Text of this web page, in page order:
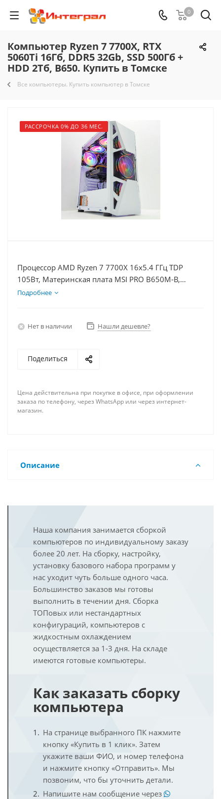
0
Компьютер Ryzen 7 7700X, RTX
5060Ti 16Гб, DDR5 32Gb, SSD 500Гб +
HDD 2Тб, B650. Купить в Томске
Все компьютеры. Купить компьютер в Томске
РАССРОЧКА 0% ДО 36 МЕС.
Процессор AMD Ryzen 7 7700X 16x5.4 ГГц TDP
105Вт, Материнская плата MSI PRO B650M-B,
Видеокарта RTX 5060Ti 16Гб, Память DDR5 32Gb,
Подробнее
Нет в наличии Нашли дешевле?
Поделиться
Цена действительна при покупке в офисе, при оформлении
заказа по телефону, через WhatsApp или через интернет-
магазин.
Описание
Наша компания занимается сборкой
компьютеров по индивидуальному заказу
более 20 лет. На сборку, настройку,
установку базового набора программ у
нас уходит чуть больше одного часа.
Большинство заказов мы готовы
выполнить в течении дня. Сборка
ТОПовых или нестандартных
конфигураций, компьютеров с
жидкостным охлаждением
осуществляется за 1-3 дня. На складе
имеются готовые компьютеры.
Как заказать сборку
компьютера
На странице выбранного ПК нажмите
кнопку «Купить в 1 клик». Затем
укажите ваши ФИО, и номер телефона
и нажмите кнопку «Отправить». Мы
позвоним, что бы уточнить детали.
Напишите нам сообщение через